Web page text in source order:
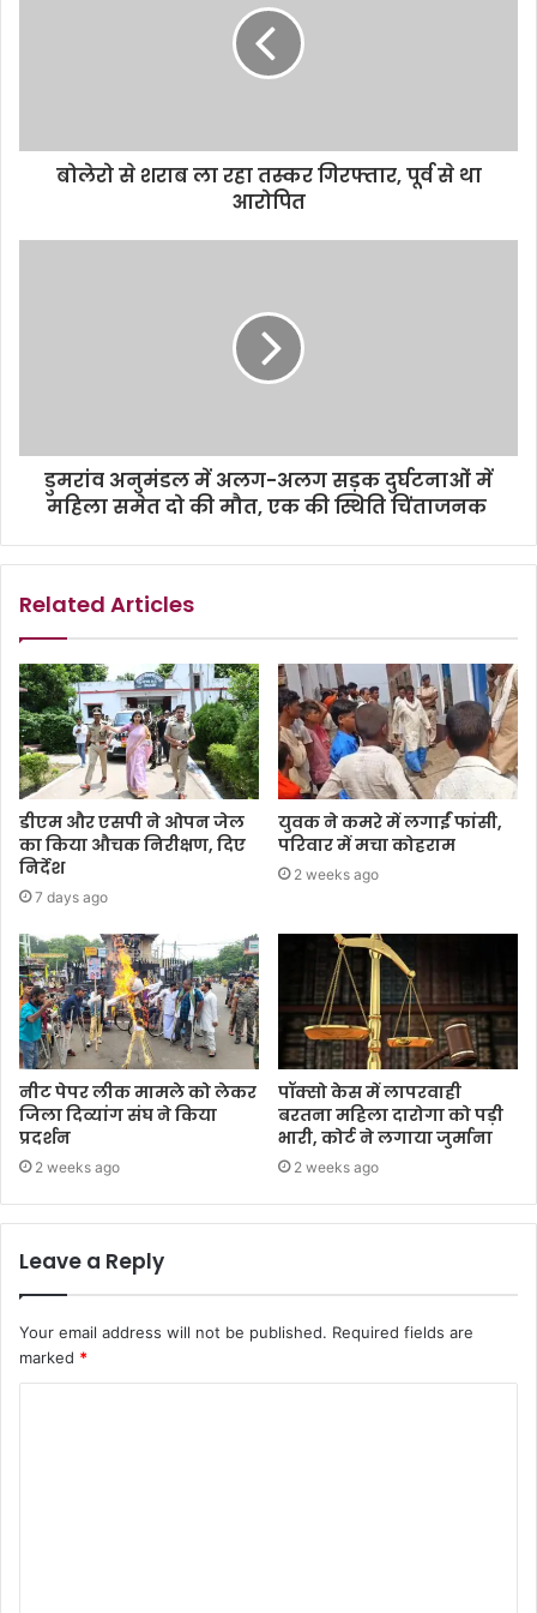
e
बोलेरो से शराब ला रहा तस्कर गिरफ्तार, पूर्व से था
आरोपित
डुमरांव अनुमंडल में अलग-अलग सड़क दुर्घटनाओं में
महिला समेत दो की मौत, एक की स्थिति चिंताजनक
Related Articles
डीएम और एसपी ने ओपन जेल
का किया औचक निरीक्षण, दिए
निर्देश
7 days ago
युवक ने कमरे में लगाईं फांसी,
परिवार में मचा कोहराम
2 weeks ago
नीट पेपर लीक मामले को लेकर
जिला दिव्यांग संघ ने किया
प्रदर्शन
2 weeks ago
पॉक्सो केस में लापरवाही
बरतना महिला दारोगा को पड़ी
भारी, कोर्ट ने लगाया जुर्माना
2 weeks ago
Leave a Reply
Your email address will not be published. Required fields are
marked *